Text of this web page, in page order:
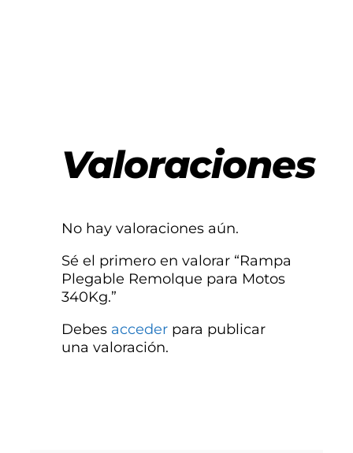
Valoraciones
No hay valoraciones aún.
Sé el primero en valorar “Rampa
Plegable Remolque para Motos
340Kg.”
Debes acceder para publicar
una valoración.